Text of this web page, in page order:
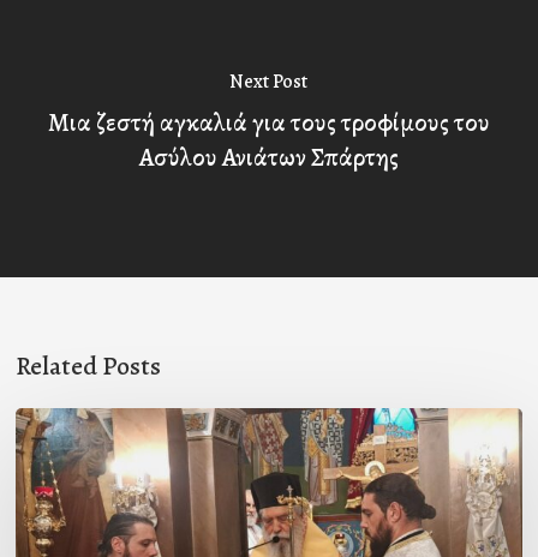
Next Post
Μια ζεστή αγκαλιά για τους τροφίμους του
Ασύλου Ανιάτων Σπάρτης
Related Posts
Ιερά
Παράκληση
στον
Ι.Ν.